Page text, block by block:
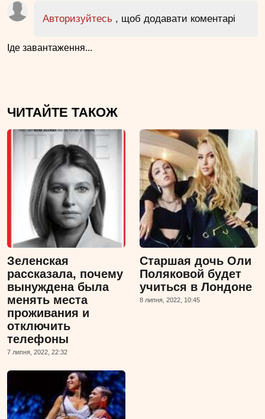
Авторизуйтесь , щоб додавати коментарі
Іде завантаження...
ЧИТАЙТЕ ТАКОЖ
Зеленская
рассказала, почему
вынуждена была
менять места
проживания и
отключить
телефоны
7 липня, 2022, 22:32
Старшая дочь Оли
Поляковой будет
учиться в Лондоне
8 липня, 2022, 10:45